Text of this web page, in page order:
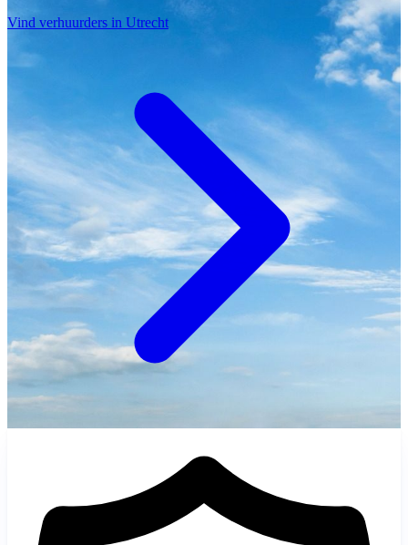
Vind verhuurders in Utrecht